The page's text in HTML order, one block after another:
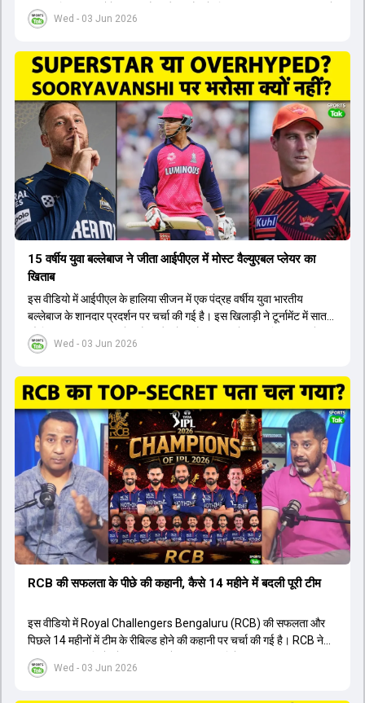
Wed - 03 Jun 2026
टीम का हिस्सा नहीं होंगे। आयरलैंड और इंग्लैंड के खिलाफ आगामी टी20 सीरीज के
लिए नए कप्तान की तलाश जारी है। इस रेस में श्रेयस अय्यर सबसे आगे चल रहे
पटेल इस रेस में काफी पीछे हैं, जबकि संजू सैमसन और रजत पाटीदार कप्तानी की
दौड़ से बाहर हैं। आगामी सीरीज के लिए वैभव सूर्यवंशी को तीसरे ओपनर के तौर पर
टीम में शामिल किया जाएगा, जबकि अभिषेक शर्मा और संजू सैमसन पहली पसंद
होंगे। इसके अलावा नीतीश रेड्डी को बतौर ऑलराउंडर ज्यादा मौके मिलेंगे। अजीत
अगरकर की अगुवाई वाली चयन समिति और कोच गौतम गंभीर आगामी टी20 वर्ल्ड
कप और 2028 ओलंपिक के लिए लंबी अवधि का विजन लेकर चल रहे हैं।
Wed - 03 Jun 2026
15 वर्षीय युवा बल्लेबाज ने जीता आईपीएल में मोस्ट वैल्युएबल प्लेयर का
खिताब
इस वीडियो में आईपीएल के हालिया सीजन में एक पंद्रह वर्षीय युवा भारतीय
बल्लेबाज के शानदार प्रदर्शन पर चर्चा की गई है। इस खिलाड़ी ने टूर्नामेंट में सात
सौ छिहत्तर रन बनाकर ऑरेंज कैप और मोस्ट वैल्युएबल प्लेयर का खिताब अपने नाम
किया है। वीडियो में बताया गया है कि ऑस्ट्रेलियाई टीम के वर्तमान कप्तान और
ऑस्ट्रेलियाई कप्तान के अनुसार, शुरुआत में लोगों को इस खिलाड़ी के प्रदर्शन पर
संदेह था, लेकिन अब उसने खुद को एक बेहतरीन बल्लेबाज साबित कर दिया है जो
गेंद को बाउंड्री के काफी पार मारने की क्षमता रखता है। वहीं, इंग्लैंड के पूर्व कप्तान
ने कहा कि टूर्नामेंट जीतने वाली टीम के अलावा इस सीजन की सबसे बड़ी बात इस
युवा खिलाड़ी का प्रदर्शन रहा है, जिसे देखने के लिए स्टेडियम में भारी भीड़ उमड़ती
थी। शानदार प्रदर्शन के बाद इस युवा खिलाड़ी को श्रीलंका में होने वाली
त्रिकोणीय सीरीज के लिए इंडिया ए टीम में भी शामिल कर लिया गया है।
Wed - 03 Jun 2026
RCB की सफलता के पीछे की कहानी, कैसे 14 महीने में बदली पूरी टीम
इस वीडियो में Royal Challengers Bengaluru (RCB) की सफलता और
पिछले 14 महीनों में टीम के रीबिल्ड होने की कहानी पर चर्चा की गई है। RCB ने
अपनी पुरानी गलतियों को स्वीकार करते हुए एक नया रिसेट बटन दबाया। टीम
मैनेजमेंट में Mo Bobat, Andy Flower, Dinesh Karthik और एनालिस्ट